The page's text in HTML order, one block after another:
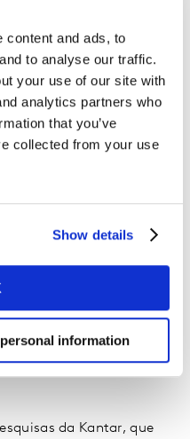
content and ads, to
to analyse our traffic.
your use of our site with
analytics partners who
that you’ve
collected from your use
Show details
information
O setor de Higiene &
nesse cenário, os
e novas
o desempenho do
saber agora?
oportunidades de
de acordo com as
da Kantar, que